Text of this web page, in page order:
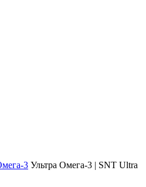
3 Ультра Омега-3 | SNT Ultra